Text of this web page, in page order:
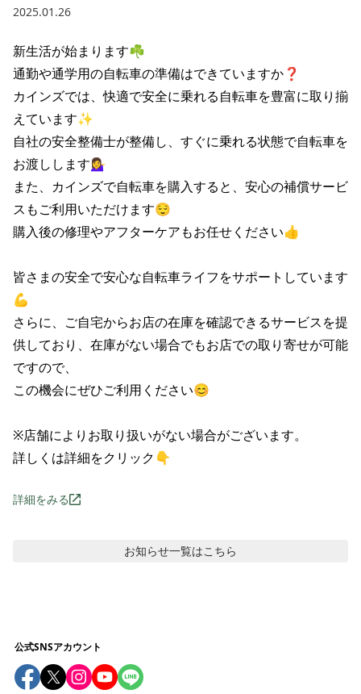
2025.01.26
新生活が始まります☘️
通勤や通学用の自転車の準備はできていますか❓️
カインズでは、快適で安全に乗れる自転車を豊富に取り揃
えています✨️
自社の安全整備士が整備し、すぐに乗れる状態で自転車を
お渡しします💁‍♀️
また、カインズで自転車を購入すると、安心の補償サービ
スもご利用いただけます😌
購入後の修理やアフターケアもお任せください👍️
皆さまの安全で安心な自転車ライフをサポートしています
💪
さらに、ご自宅からお店の在庫を確認できるサービスを提
供しており、在庫がない場合でもお店での取り寄せが可能
ですので、
この機会にぜひご利用ください😊
※店舗によりお取り扱いがない場合がございます。
詳しくは詳細をクリック👇
詳細をみる
お知らせ一覧はこちら
公式SNSアカウント